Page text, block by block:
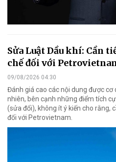
Sửa Luật Dầu khí: Cần
chế đối với
09/08/2026 04:30
Đánh giá cao các nội dung được
nhiên, bên cạnh những điểm tích
(sửa đổi), không ít ý kiến cho rằng,
đối với Petrovietnam.